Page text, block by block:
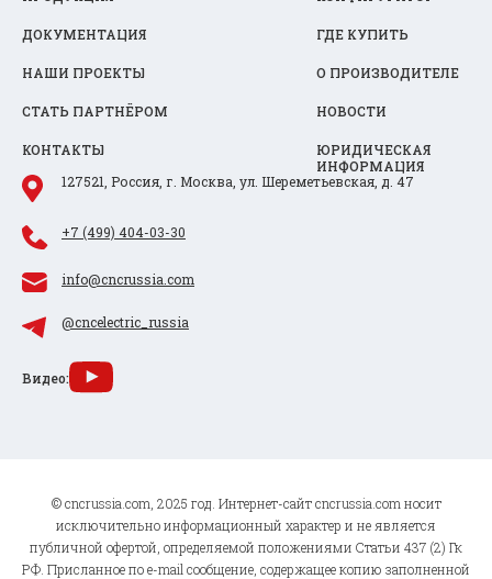
ДОКУМЕНТАЦИЯ ГДЕ КУПИТЬ
НАШИ ПРОЕКТЫ О ПРОИЗВОДИТЕЛЕ
СТАТЬ ПАРТНЁРОМ НОВОСТИ
КОНТАКТЫ
ЮРИДИЧЕСКАЯ
ИНФОРМАЦИЯ
127521, Россия, г. Москва, ул. Шереметьевская, д. 47
+7 (499) 404-03-30
info@cncrussia.com
@cncelectric_russia
Видео:
© cncrussia.com, 2025 год. Интернет-сайт cncrussia.com носит
исключительно информационный характер и не является
публичной офертой, определяемой положениями Статьи 437 (2) Гк
РФ. Присланное по e-mail сообщение, содержащее копию заполненной